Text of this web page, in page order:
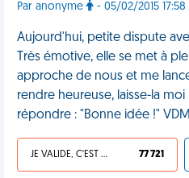
Par anonyme - 05/02/2015
Aujourd'hui, petite dispute
Très émotive, elle se met à
approche de nous et me
rendre heureuse, laisse-la
répondre : "Bonne idée !" VDM
JE VALIDE, C'EST UNE VDM 77 721